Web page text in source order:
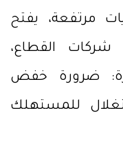
مرتفعة، يفتح
القطاع،
ضرورة خفض
للمستهلك